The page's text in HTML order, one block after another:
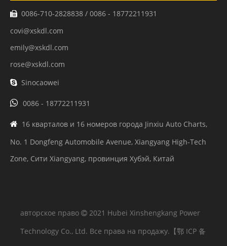
 0086-710-2828838 / 0086 - 18772211931
covi@xskdl.com
emily@xskdl.com
rose@xskdl.com
 Sinocaowei
 0086 - 18772211931
 16 кварталов и 16 номеров города Jinxiu Auto Charts,
No. 1 Dongfeng Automobile Avenue, Xiangyang High-Tech
Zone, Сити Xiangyang, провинция Хубэй, Китай
авторское право  2021 Hubei Xinshengkang Power
Technology Co., Ltd. Все права на продажу. 【鄂 ICP 备